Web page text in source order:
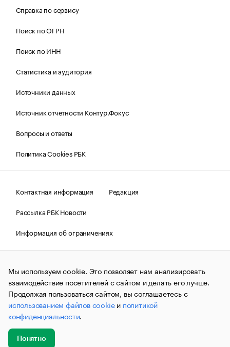
Справка по сервису
Поиск по ОГРН
Поиск по ИНН
Статистика и аудитория
Источники данных
Источник отчетности Контур.Фокус
Вопросы и ответы
Политика Cookies РБК
Контактная информация
Редакция
Рассылка РБК Новости
Информация об ограничениях
Правовая информация
О соблюдении авторских прав
© АО «РОСБИЗНЕСКОНСАЛТИНГ»,1995–2026.Сообщения
и материалы информационного агентства «РБК»
(зарегистрировано Федеральной службой по надзору в сфере
связи, информационных технологий и массовых
коммуникаций (Роскомнадзор) 09.12.2015 за номером ИА
№ФС77-63848) сопровождаются пометкой «РБК». Отдельные
публикации могут содержать информацию,
не предназначенную для пользователей
до 18 лет.
Мы используем cookie. Это позволяет нам анализировать
взаимодействие посетителей с сайтом и делать его лучше.
Продолжая пользоваться сайтом, вы соглашаетесь с
использованием файлов cookieи политикой
конфиденциальности.
Понятно